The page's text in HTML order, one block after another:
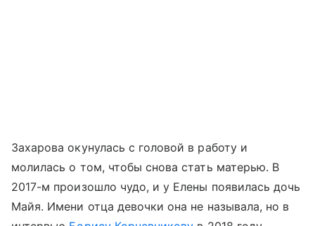
Захарова окунулась с головой в работу и
молилась о том, чтобы снова стать матерью. В
2017-м произошло чудо, и у Елены появилась дочь
Майя. Имени отца девочки она не называла, но в